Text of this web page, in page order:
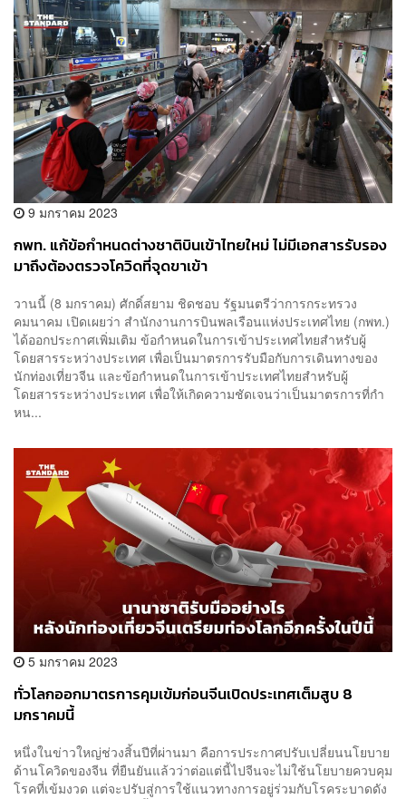
9 มกราคม 2023
กพท. แก้ข้อกำหนดต่างชาติบินเข้าไทยใหม่ ไม่มีเอกสารรับรอง
มาถึงต้องตรวจโควิดที่จุดขาเข้า
วานนี้ (8 มกราคม) ศักดิ์สยาม ชิดชอบ รัฐมนตรีว่าการกระทรวง
คมนาคม เปิดเผยว่า สำนักงานการบินพลเรือนแห่งประเทศไทย (กพท.)
ได้ออกประกาศเพิ่มเติม ข้อกำหนดในการเข้าประเทศไทยสำหรับผู้
โดยสารระหว่างประเทศ เพื่อเป็นมาตรการรับมือกับการเดินทางของ
นักท่องเที่ยวจีน และข้อกำหนดในการเข้าประเทศไทยสำหรับผู้
โดยสารระหว่างประเทศ เพื่อให้เกิดความชัดเจนว่าเป็นมาตรการที่กำ
หน...
5 มกราคม 2023
ทั่วโลกออกมาตรการคุมเข้มก่อนจีนเปิดประเทศเต็มสูบ 8
มกราคมนี้
หนึ่งในข่าวใหญ่ช่วงสิ้นปีที่ผ่านมา คือการประกาศปรับเปลี่ยนนโยบาย
ด้านโควิดของจีน ที่ยืนยันแล้วว่าต่อแต่นี้ไปจีนจะไม่ใช้นโยบายควบคุม
โรคที่เข้มงวด แต่จะปรับสู่การใช้แนวทางการอยู่ร่วมกับโรคระบาดดัง